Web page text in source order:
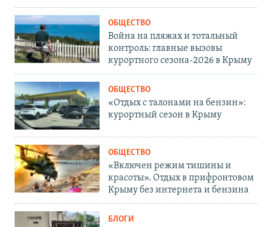
ОБЩЕСТВО
Война на пляжах и тотальный
контроль: главные вызовы
курортного сезона-2026 в Крыму
ОБЩЕСТВО
«Отдых с талонами на бензин»:
курортный сезон в Крыму
ОБЩЕСТВО
«Включен режим тишины и
красоты». Отдых в прифронтовом
Крыму без интернета и бензина
БЛОГИ